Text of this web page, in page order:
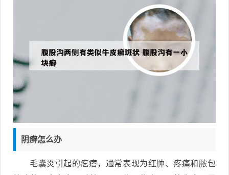
阴癣怎么办
毛囊炎引起的疙瘩，通常表现为红肿、疼痛和脓包